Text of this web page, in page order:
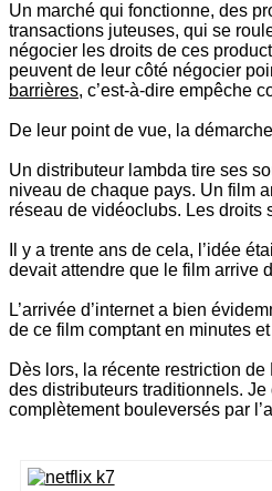
Un marché qui fonctionne, des
transactions juteuses, qui se
négocier les droits de ces
peuvent de leur côté négocier
barrières, c’est-à-dire empêche
De leur point de vue, la
Un distributeur lambda tire ses
niveau de chaque pays. Un film
réseau de vidéoclubs. Les droits
Il y a trente ans de cela, l’idée
devait attendre que le film arrive
L’arrivée d’internet a bien
de ce film comptant en minutes
Dès lors, la récente restriction
des distributeurs traditionnels.
complètement bouleversés par